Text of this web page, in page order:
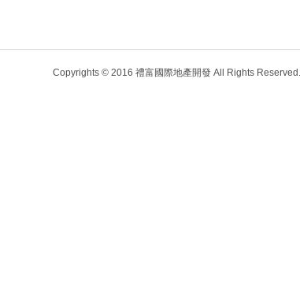
Copyrights © 2016 禮富國際地產開發 All Rights Reserved.